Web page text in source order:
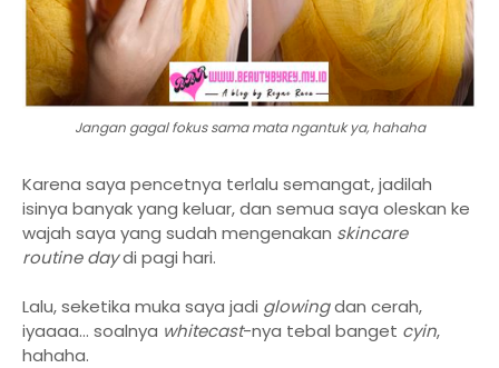
Jangan gagal fokus sama mata ngantuk ya, hahaha
Karena saya pencetnya terlalu semangat, jadilah
isinya banyak yang keluar, dan semua saya oleskan ke
wajah saya yang sudah mengenakan skincare
routine daydi pagi hari.
Lalu, seketika muka saya jadi glowingdan cerah,
iyaaaa... soalnya whitecast-nya tebal banget cyin,
hahaha.